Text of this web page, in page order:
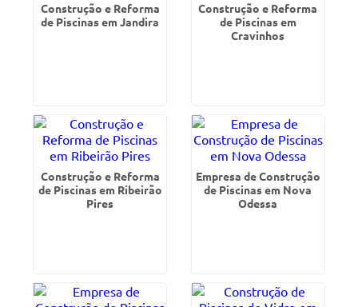
Construção e Reforma
de Piscinas em Jandira
Construção e Reforma
de Piscinas em
Cravinhos
Construção e Reforma
de Piscinas em Ribeirão
Pires
Empresa de Construção
de Piscinas em Nova
Odessa